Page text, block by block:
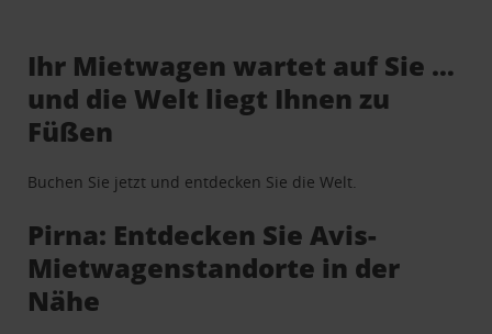
Ihr Mietwagen wartet auf Sie …
und die Welt liegt Ihnen zu
Füßen
Buchen Sie jetzt und entdecken Sie die Welt.
Pirna: Entdecken Sie Avis-
Mietwagenstandorte in der
Nähe